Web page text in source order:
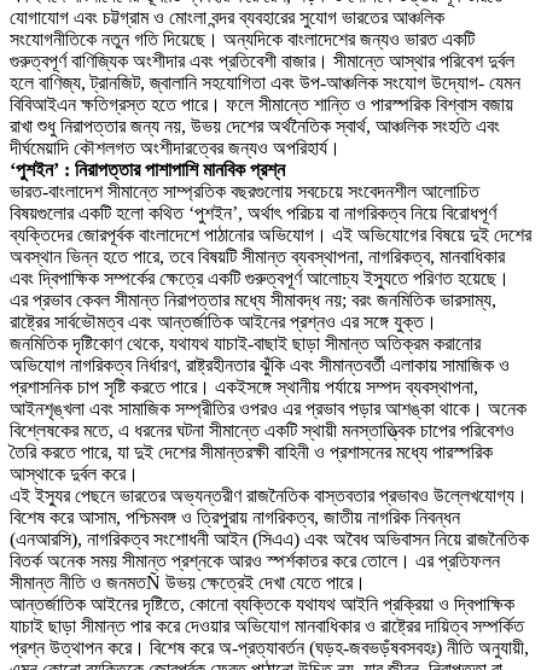
যোগাযোগ এবং চট্টগ্রাম ও মোংলা বন্দর ব্যবহারের সুযোগ ভারতের আঞ্চলিক
সংযোগনীতিকে নতুন গতি দিয়েছে। অন্যদিকে বাংলাদেশের জন্যও ভারত একটি
গুরুত্বপূর্ণ বাণিজ্যিক অংশীদার এবং প্রতিবেশী বাজার। সীমান্তে আস্থার পরিবেশ দুর্বল
হলে বাণিজ্য, ট্রানজিট, জ্বালানি সহযোগিতা এবং উপ-আঞ্চলিক সংযোগ উদ্যোগ- যেমন
বিবিআইএন ক্ষতিগ্রস্ত হতে পারে। ফলে সীমান্তে শান্তি ও পারস্পরিক বিশ্বাস বজায়
রাখা শুধু নিরাপত্তার জন্য নয়, উভয় দেশের অর্থনৈতিক স্বার্থ, আঞ্চলিক সংহতি এবং
দীর্ঘমেয়াদি কৌশলগত অংশীদারত্বের জন্যও অপরিহার্য।
‘পুশইন’ : নিরাপত্তার পাশাপাশি মানবিক প্রশ্ন
ভারত-বাংলাদেশ সীমান্তে সাম্প্রতিক বছরগুলোয় সবচেয়ে সংবেদনশীল আলোচিত
বিষয়গুলোর একটি হলো কথিত ‘পুশইন’, অর্থাৎ পরিচয় বা নাগরিকত্ব নিয়ে বিরোধপূর্ণ
ব্যক্তিদের জোরপূর্বক বাংলাদেশে পাঠানোর অভিযোগ। এই অভিযোগের বিষয়ে দুই দেশের
অবস্থান ভিন্ন হতে পারে, তবে বিষয়টি সীমান্ত ব্যবস্থাপনা, নাগরিকত্ব, মানবাধিকার
এবং দ্বিপাক্ষিক সম্পর্কের ক্ষেত্রে একটি গুরুত্বপূর্ণ আলোচ্য ইস্যুতে পরিণত হয়েছে।
এর প্রভাব কেবল সীমান্ত নিরাপত্তার মধ্যে সীমাবদ্ধ নয়; বরং জনমিতিক ভারসাম্য,
রাষ্ট্রের সার্বভৌমত্ব এবং আন্তর্জাতিক আইনের প্রশ্নও এর সঙ্গে যুক্ত।
জনমিতিক দৃষ্টিকোণ থেকে, যথাযথ যাচাই-বাছাই ছাড়া সীমান্ত অতিক্রম করানোর
অভিযোগ নাগরিকত্ব নির্ধারণ, রাষ্ট্রহীনতার ঝুঁকি এবং সীমান্তবর্তী এলাকায় সামাজিক ও
প্রশাসনিক চাপ সৃষ্টি করতে পারে। একইসঙ্গে স্থানীয় পর্যায়ে সম্পদ ব্যবস্থাপনা,
আইনশৃঙ্খলা এবং সামাজিক সম্প্রীতির ওপরও এর প্রভাব পড়ার আশঙ্কা থাকে। অনেক
বিশ্লেষকের মতে, এ ধরনের ঘটনা সীমান্তে একটি স্থায়ী মনস্তাত্ত্বিক চাপের পরিবেশও
তৈরি করতে পারে, যা দুই দেশের সীমান্তরক্ষী বাহিনী ও প্রশাসনের মধ্যে পারস্পরিক
আস্থাকে দুর্বল করে।
এই ইস্যুর পেছনে ভারতের অভ্যন্তরীণ রাজনৈতিক বাস্তবতার প্রভাবও উল্লেখযোগ্য।
বিশেষ করে আসাম, পশ্চিমবঙ্গ ও ত্রিপুরায় নাগরিকত্ব, জাতীয় নাগরিক নিবন্ধন
(এনআরসি), নাগরিকত্ব সংশোধনী আইন (সিএএ) এবং অবৈধ অভিবাসন নিয়ে রাজনৈতিক
বিতর্ক অনেক সময় সীমান্ত প্রশ্নকে আরও স্পর্শকাতর করে তোলে। এর প্রতিফলন
সীমান্ত নীতি ও জনমতÑ উভয় ক্ষেত্রেই দেখা যেতে পারে।
আন্তর্জাতিক আইনের দৃষ্টিতে, কোনো ব্যক্তিকে যথাযথ আইনি প্রক্রিয়া ও দ্বিপাক্ষিক
যাচাই ছাড়া সীমান্ত পার করে দেওয়ার অভিযোগ মানবাধিকার ও রাষ্ট্রের দায়িত্ব সম্পর্কিত
প্রশ্ন উত্থাপন করে। বিশেষ করে অ-প্রত্যাবর্তন (ঘড়হ-জবভড়ঁষবসবহঃ) নীতি অনুযায়ী,